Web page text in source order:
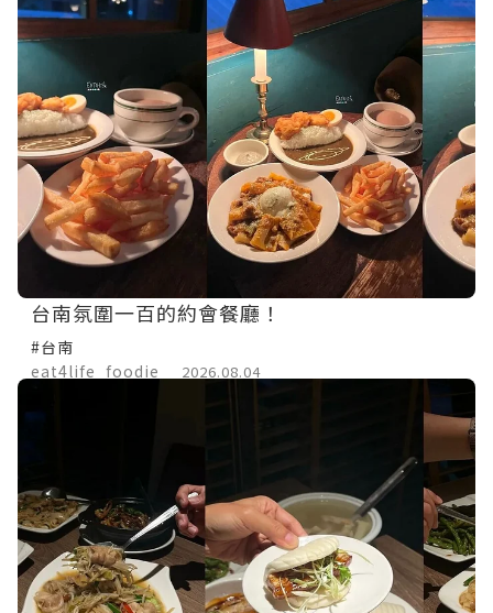
台南氛圍一百的約會餐廳！
#台南
eat4life_foodie
2026.08.04